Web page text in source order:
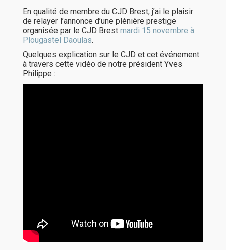
En qualité de membre du CJD Brest, j’ai le plaisir
de relayer l’annonce d’une plénière prestige
organisée par le CJD Brest mardi 15 novembre à
Plougastel Daoulas.
Quelques explication sur le CJD et cet événement
à travers cette vidéo de notre président Yves
Philippe :